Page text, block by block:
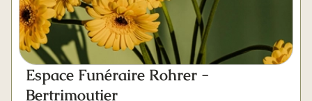
Espace Funéraire Rohrer -
Bertrimoutier